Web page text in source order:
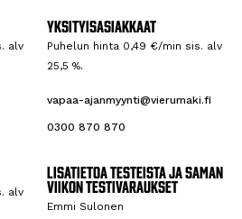
Kevennyshy
ppy
voimalevyill
Piip-testi
ja 39
(alv 0)
uutostesti
Puristusvoi
Hinta 64
€/hlö (alv 0)
alv
Yksityisasiakkaat
Puhelun hinta 0,49 €/min sis. alv
25,5 %.
vapaa-ajanmyynti@vierumaki.fi
0300 870 870
alv
Lisätietoa testeistä ja saman
viikon testivaraukset
Emmi Sulonen